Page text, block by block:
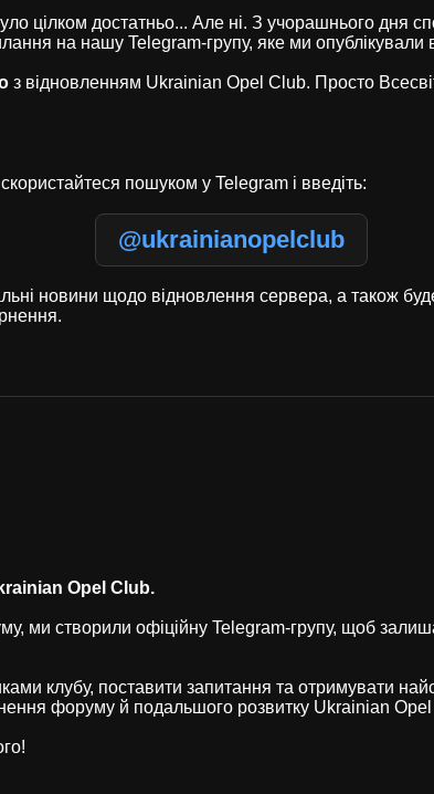
цілком достатньо... Але ні. З учорашнього дня
на нашу Telegram-групу, яке ми опублікували
з відновленням Ukrainian Opel Club. Просто
пошуком у Telegram і введіть:
@ukrainianopelclub
новини щодо відновлення сервера, а також
Opel Club.
ми створили офіційну Telegram-групу, щоб
клубу, поставити запитання та отримувати
форуму й подальшого розвитку Ukrainian